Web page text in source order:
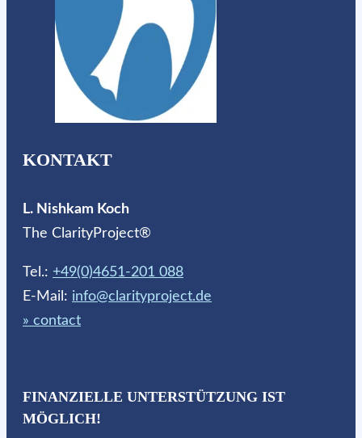
KONTAKT
L. Nishkam Koch
The ClarityProject®
Tel.: +49(0)4651-201 088
E-Mail: info@clarityproject.de
» contact
FINANZIELLE UNTERSTÜTZUNG IST
MÖGLICH!